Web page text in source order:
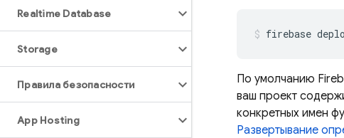
Realtime Database
Storage
Правила безопасности
App Hosting
По умолчанию
ваш проект
конкретных имен
Развертывание